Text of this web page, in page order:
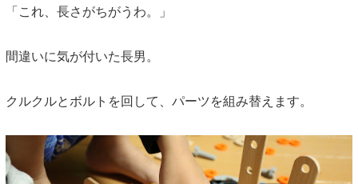
「これ、長さがちがうわ。」
間違いに気が付いた長男。
クルクルとボルトを回して、パーツを組み替えます。